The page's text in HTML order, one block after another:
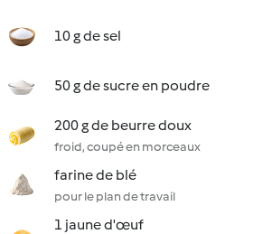
10 g de sel
50 g de sucre en poudre
200 g de beurre doux
froid, coupé en morceaux
farine de blé
pour le plan de travail
1 jaune d'œuf